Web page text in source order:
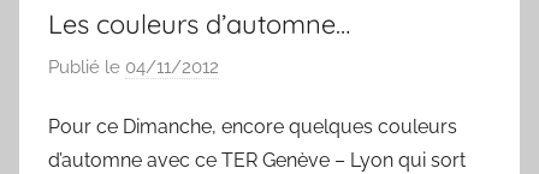
Les couleurs d’automne…
Publié le 04/11/2012
r
S
Pour ce Dimanche, encore quelques couleurs
d’automne avec ce TER Genève – Lyon qui sort